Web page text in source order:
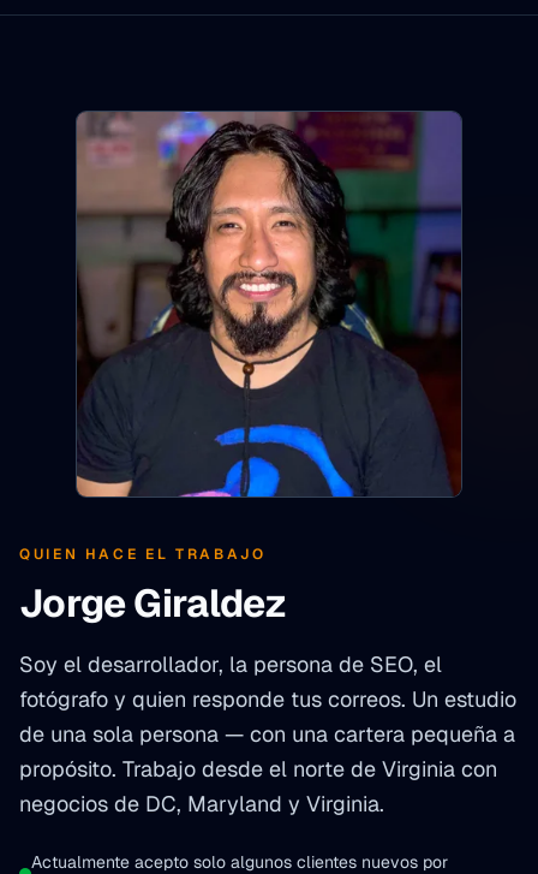
QUIEN HACE EL TRABAJO
Jorge Giraldez
Soy el desarrollador, la persona de SEO, el
fotógrafo y quien responde tus correos. Un estudio
de una sola persona — con una cartera pequeña a
propósito. Trabajo desde el norte de Virginia con
negocios de DC, Maryland y Virginia.
Actualmente acepto solo algunos clientes nuevos por